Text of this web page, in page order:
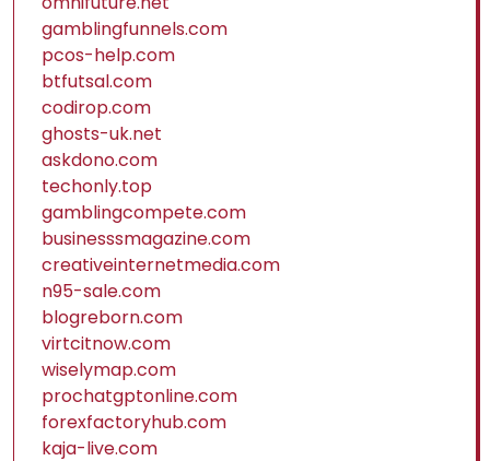
gamblingfunnels.com
pcos-help.com
btfutsal.com
codirop.com
ghosts-uk.net
askdono.com
techonly.top
gamblingcompete.com
businesssmagazine.com
creativeinternetmedia.com
n95-sale.com
blogreborn.com
virtcitnow.com
wiselymap.com
prochatgptonline.com
forexfactoryhub.com
kaja-live.com